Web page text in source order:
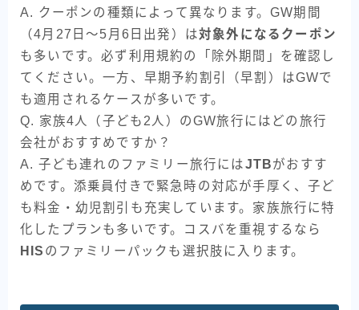
A. クーポンの種類によって異なります。GW期間
（4月27日〜5月6日出発）は対象外になるクーポン
も多いです。必ず利用規約の「除外期間」を確認し
てください。一方、早期予約割引（早割）はGWで
も適用されるケースが多いです。
Q. 家族4人（子ども2人）のGW旅行にはどの旅行
会社がおすすめですか？
A. 子ども連れのファミリー旅行にはJTBがおすす
めです。添乗員付きで緊急時の対応が手厚く、子ど
も料金・幼児割引も充実しています。家族旅行に特
化したプランも多いです。コスバを重視するなら
HIS のファミリーパックも選択肢に入ります。